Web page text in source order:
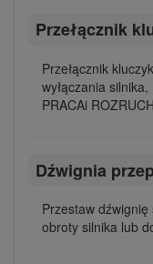
Przełącznik
Przełącznik
wyłączania
PRACAi
Dźwignia
Przestaw
obroty silnika lub